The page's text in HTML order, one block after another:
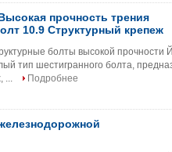
прочность трения
10.9 Структурный крепеж
болты высокой прочности
тип шестигранного болта,
...
Подробнее